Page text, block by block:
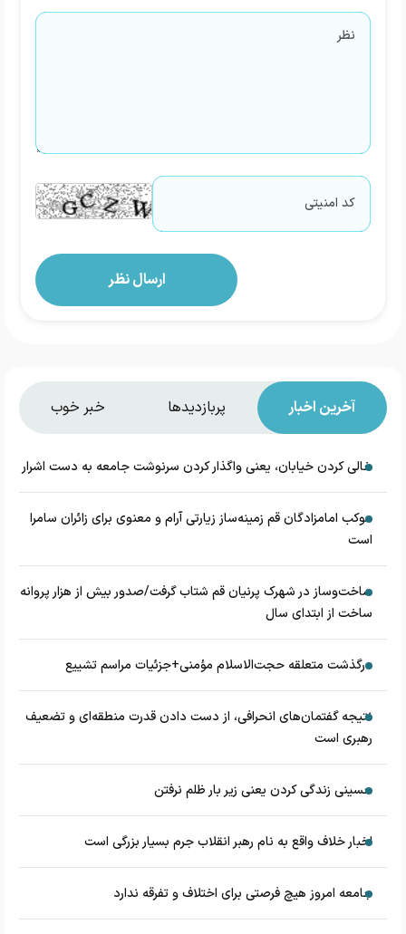
آخرین اخبار پربازدیدها خبر خوب
خالی کردن خیابان، یعنی واگذار کردن سرنوشت جامعه به دست اشرار
موکب امامزادگان قم زمینه‌ساز زیارتی آرام و معنوی برای زائران سامرا
است
ساخت‌وساز در شهرک پرنیان قم شتاب گرفت/صدور بیش از هزار پروانه
ساخت از ابتدای سال
درگذشت متعلقه حجت‌الاسلام مؤمنی+جزئیات مراسم تشییع
نتیجه گفتمان‌های انحرافی، از دست دادن قدرت منطقه‌ای و تضعیف
رهبری است
حسینی زندگی کردن یعنی زیر بار ظلم نرفتن
اخبار خلاف واقع به نام رهبر انقلاب جرم بسیار بزرگی است
جامعه امروز هیچ فرصتی برای اختلاف و تفرقه ندارد